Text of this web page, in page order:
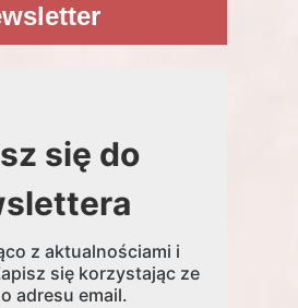
się do
z aktualnościami i
się korzystając ze
adresu email.